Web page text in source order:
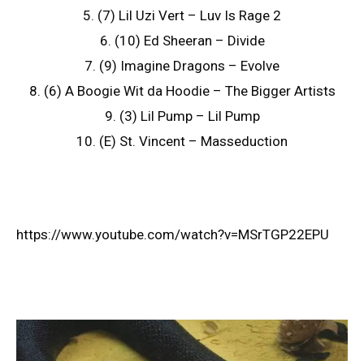
5. (7) Lil Uzi Vert – Luv Is Rage 2
6. (10) Ed Sheeran – Divide
7. (9) Imagine Dragons – Evolve
8. (6) A Boogie Wit da Hoodie – The Bigger Artists
9. (3) Lil Pump – Lil Pump
10. (E) St. Vincent – Masseduction
https://www.youtube.com/watch?v=MSrTGP22EPU